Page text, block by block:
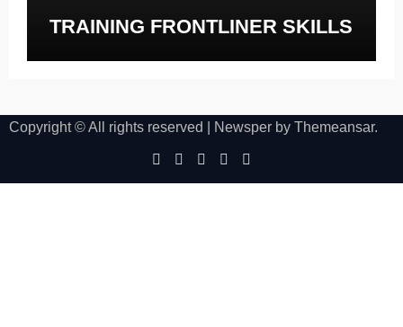
TRAINING FRONTLINER SKILLS
Copyright © All rights reserved Newsperby Themeansar.